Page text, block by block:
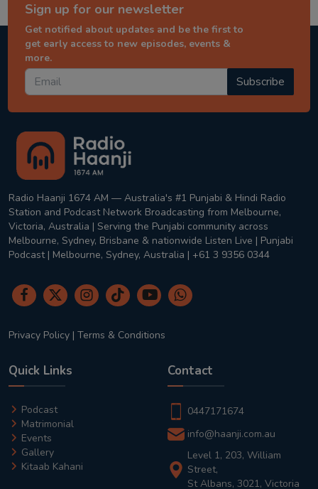
Sign up for our newsletter
Get notified about updates and be the first to
get early access to new episodes, events &
more.
Subscribe
Radio Haanji 1674 AM — Australia's #1 Punjabi & Hindi Radio
Station and Podcast Network Broadcasting from Melbourne,
Victoria, Australia | Serving the Punjabi community across
Melbourne, Sydney, Brisbane & nationwide Listen Live | Punjabi
Podcast | Melbourne, Sydney, Australia | +61 3 9356 0344
Privacy Policy | Terms & Conditions
Quick Links
Podcast
Matrimonial
Events
Gallery
Kitaab Kahani
Contact
0447171674
info@haanji.com.au
Level 1, 203, William
Street,
St Albans, 3021, Victoria